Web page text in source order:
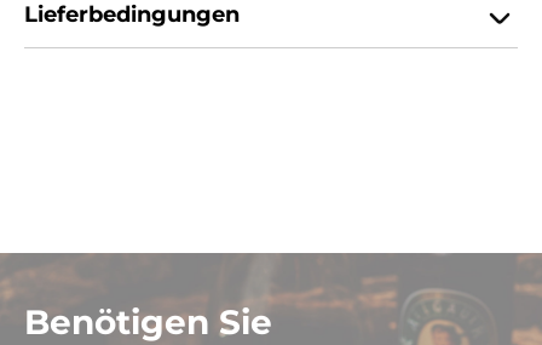
Lieferbedingungen
Benötigen Sie